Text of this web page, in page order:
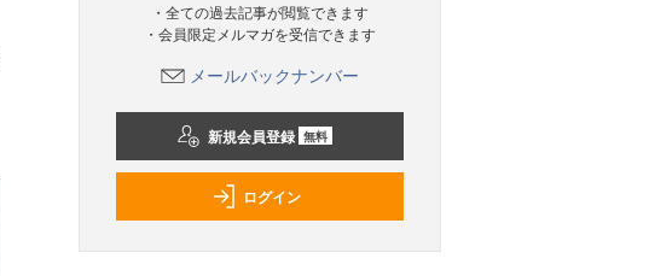
・全ての過去記事が閲覧できます
・会員限定メルマガを受信できます
メールバックナンバー
新規会員登録 無料
ログイン